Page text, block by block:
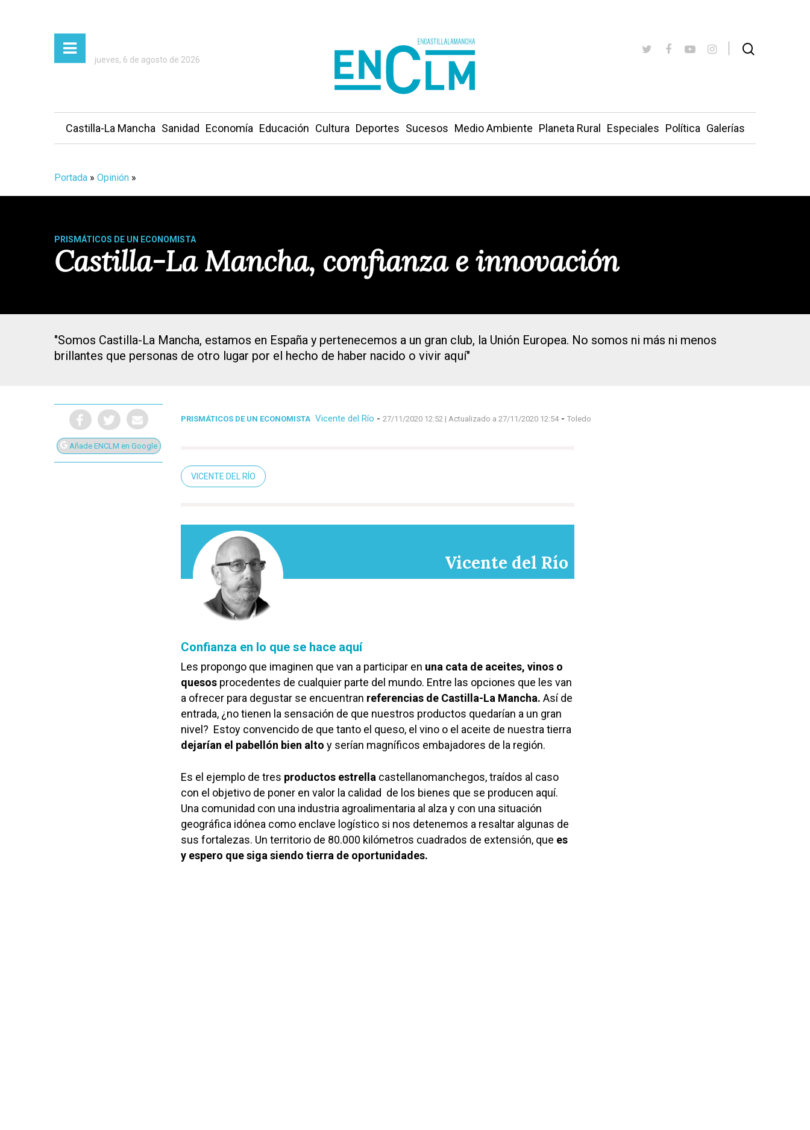
jueves, 6 de agosto de 2026
Castilla-La Mancha Sanidad Economía Educación Cultura Deportes Sucesos Medio Ambiente Planeta Rural Especiales Política Galerías
Portada » Opinión »
PRISMÁTICOS DE UN ECONOMISTA
Castilla-La Mancha, confianza e innovación
"Somos Castilla-La Mancha, estamos en España y pertenecemos a un gran club, la Unión Europea. No somos ni más ni menos
brillantes que personas de otro lugar por el hecho de haber nacido o vivir aquí"
Añade ENCLM en Google
PRISMÁTICOS DE UN ECONOMISTA Vicente del Río - 27/11/2020 12:52 | Actualizado a 27/11/2020 12:54- Toledo
VICENTE DEL RÍO
Vicente del Río
Confianza en lo que se hace aquí
Les propongo que imaginen que van a participar en una cata de aceites, vinos o
quesos procedentes de cualquier parte del mundo. Entre las opciones que les van
a ofrecer para degustar se encuentran referencias de Castilla-La Mancha. Así de
entrada, ¿no tienen la sensación de que nuestros productos quedarían a un gran
nivel? Estoy convencido de que tanto el queso, el vino o el aceite de nuestra tierra
dejarían el pabellón bien alto y serían magníficos embajadores de la región.
Es el ejemplo de tres productos estrella castellanomanchegos, traídos al caso
con el objetivo de poner en valor la calidad de los bienes que se producen aquí.
Una comunidad con una industria agroalimentaria al alza y con una situación
geográfica idónea como enclave logístico si nos detenemos a resaltar algunas de
sus fortalezas. Un territorio de 80.000 kilómetros cuadrados de extensión, que es
y espero que siga siendo tierra de oportunidades.